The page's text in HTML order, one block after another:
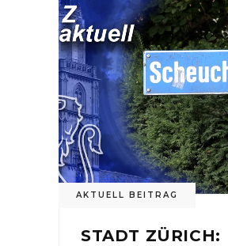
AKTUELL BEITRAG
STADT ZÜRICH: